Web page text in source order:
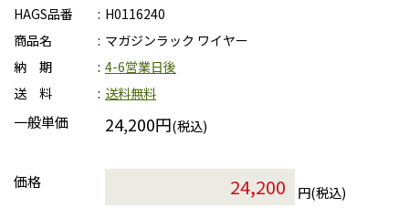
HAGS品番
H0116240
商品名
マガジンラック ワイヤー
納 期
4-6営業日後
送 料
送料無料
一般単価 24,200円(税込)
価格
円(税込)